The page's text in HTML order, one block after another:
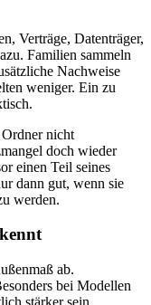
Verträge, Datenträger,
Familien sammeln
Nachweise
weniger. Ein zu
nicht
doch wieder
einen Teil seines
dann gut, wenn sie
werden.
ab.
bei Modellen